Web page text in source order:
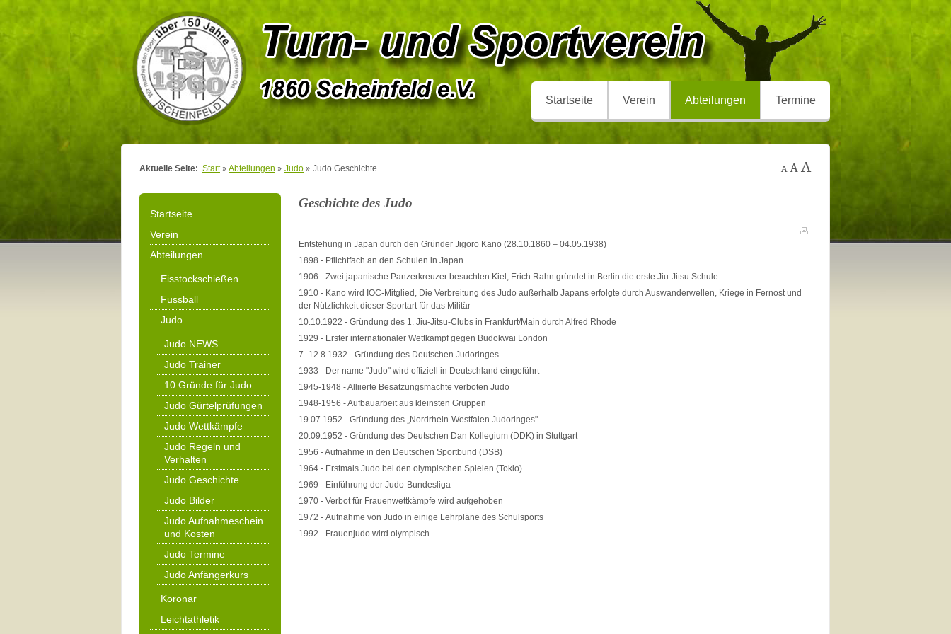
Startseite Verein Abteilungen Termine
Aktuelle Seite: Start Abteilungen Judo Judo Geschichte
Startseite
Verein
Abteilungen
Eisstockschießen
Fussball
Judo
Judo NEWS
Judo Trainer
10 Gründe für Judo
Judo Gürtelprüfungen
Judo Wettkämpfe
Judo Regeln und
Verhalten
Judo Geschichte
Judo Bilder
Judo Aufnahmeschein
und Kosten
Judo Termine
Judo Anfängerkurs
Koronar
Leichtathletik
Geschichte des Judo
Entstehung in Japan durch den Gründer Jigoro Kano (28.10.1860 – 04.05.1938)
1898 - Pflichtfach an den Schulen in Japan
1906 - Zwei japanische Panzerkreuzer besuchten Kiel, Erich Rahn gründet in Berlin die erste Jiu-Jitsu Schule
1910 - Kano wird IOC-Mitglied, Die Verbreitung des Judo außerhalb Japans erfolgte durch Auswanderwellen, Kriege in Fernost und
der Nützlichkeit dieser Sportart für das Militär
10.10.1922 - Gründung des 1. Jiu-Jitsu-Clubs in Frankfurt/Main durch Alfred Rhode
1929 - Erster internationaler Wettkampf gegen Budokwai London
7.-12.8.1932 - Gründung des Deutschen Judoringes
1933 - Der name "Judo" wird offiziell in Deutschland eingeführt
1945-1948 - Alliierte Besatzungsmächte verboten Judo
1948-1956 - Aufbauarbeit aus kleinsten Gruppen
19.07.1952 - Gründung des „Nordrhein-Westfalen Judoringes"
20.09.1952 - Gründung des Deutschen Dan Kollegium (DDK) in Stuttgart
1956 - Aufnahme in den Deutschen Sportbund (DSB)
1964 - Erstmals Judo bei den olympischen Spielen (Tokio)
1969 - Einführung der Judo-Bundesliga
1970 - Verbot für Frauenwettkämpfe wird aufgehoben
1972 - Aufnahme von Judo in einige Lehrpläne des Schulsports
1992 - Frauenjudo wird olympisch